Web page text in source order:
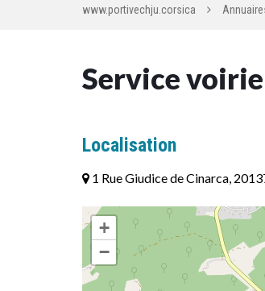
www.portivechju.corsica
Service
Localisation
1 Rue Giudice de Cinarca,
+
−